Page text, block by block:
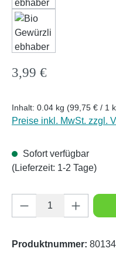
Regulärer Preis:
3,99 €
Inhalt: 0.04 kg (99,75 € / 1
Preise inkl. MwSt. zzgl.
Sofort verfügbar
(Lieferzeit: 1-2 Tage)
Produkt Anzahl:
Produktnummer: 80134